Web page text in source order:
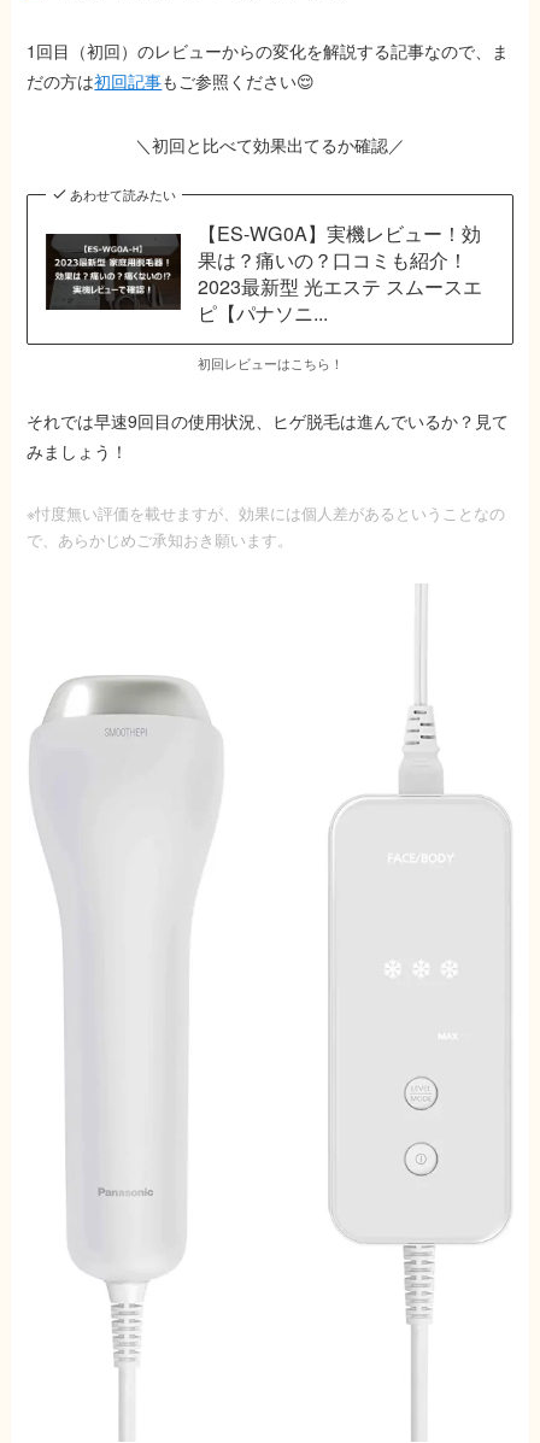
1回目（初回）のレビューからの変化を解説する記事なので、ま
だの方は初回記事もご参照ください😌
＼ 初回と比べて効果出てるか確認／
あわせて読みたい
【ES-WG0A】実機レビュー！効
果は？痛いの？口コミも紹介！
2023最新型 光エステ スムースエ
ピ【パナソニ...
初回レビューはこちら！
それでは早速9回目の使用状況、ヒゲ脱毛は進んでいるか？ 見て
みましょう！
※忖度無い評価を載せますが、効果には個人差があるということなの
で、あらかじめご承知おき願います。